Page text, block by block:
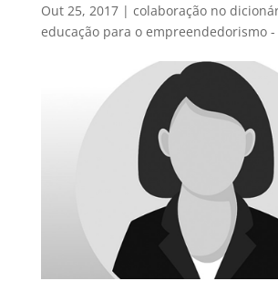
Out 25, 2017| colaboração no
educação para o empreendedorismo